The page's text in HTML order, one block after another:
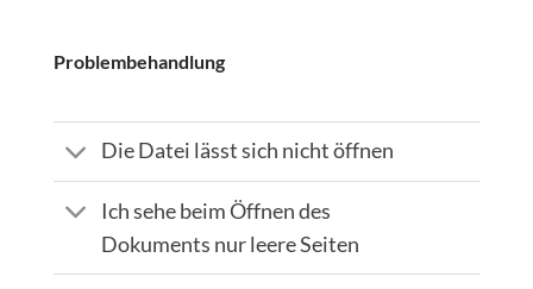
Problembehandlung
Die Datei lässt sich nicht öffnen
Ich sehe beim Öffnen des
Dokuments nur leere Seiten